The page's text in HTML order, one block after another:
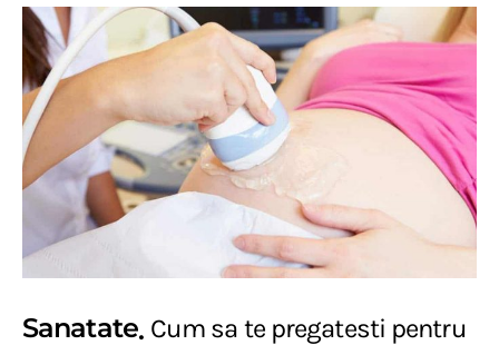
Sanatate Cum sa te pregatesti pentru